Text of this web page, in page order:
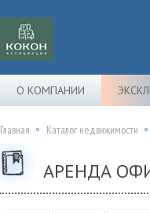
О КОМПАНИИ
Главная Каталог недвижимости
АРЕНДА